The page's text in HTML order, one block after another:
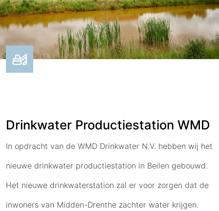
Drinkwater Productiestation WMD
In opdracht van de WMD Drinkwater N.V. hebben wij het
nieuwe drinkwater productiestation in Beilen gebouwd.
Het nieuwe drinkwaterstation zal er voor zorgen dat de
inwoners van Midden-Drenthe zachter water krijgen.